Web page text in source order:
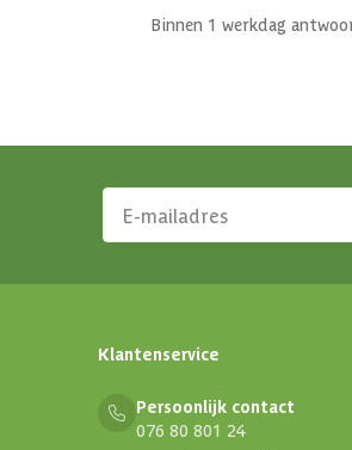
Binnen 1 werkdag
Klantenservice
Persoonlijk contact
076 80 801 24